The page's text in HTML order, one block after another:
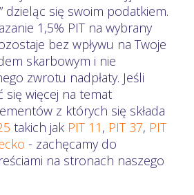
dzieląc się swoim podatkiem.
1,5% PIT na wybrany
bez wpływu na Twoje
skarbowym i nie
zwrotu nadpłaty. Jeśli
się więcej na temat
z których się składa
takich jak PIT 11 , PIT 37, PIT
- zachęcamy do
na stronach naszego